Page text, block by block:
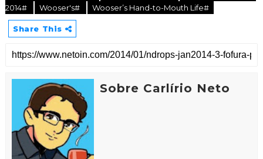
2014#
Wooser's# Wooser’s Hand-to-Mouth Life#
Share This
Sobre Carlírio Neto